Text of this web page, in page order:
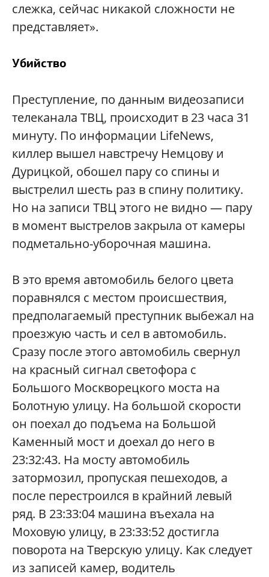
слежка, сейчас никакой сложности не
представляет».
Убийство
Преступление, по данным видеозаписи
телеканала ТВЦ, происходит в 23 часа 31
минуту. По информации LifeNews,
киллер вышел навстречу Немцову и
Дурицкой, обошел пару со спины и
выстрелил шесть раз в спину политику.
Но на записи ТВЦ этого не видно — пару
в момент выстрелов закрыла от камеры
подметально-уборочная машина.
В это время автомобиль белого цвета
поравнялся с местом происшествия,
предполагаемый преступник выбежал на
проезжую часть и сел в автомобиль.
Сразу после этого автомобиль свернул
на красный сигнал светофора с
Большого Москворецкого моста на
Болотную улицу. На большой скорости
он поехал до подъема на Большой
Каменный мост и доехал до него в
23:32:43. На мосту автомобиль
затормозил, пропуская пешеходов, а
после перестроился в крайний левый
ряд. В 23:33:04 машина въехала на
Моховую улицу, в 23:33:52 достигла
поворота на Тверскую улицу. Как следует
из записей камер, водитель